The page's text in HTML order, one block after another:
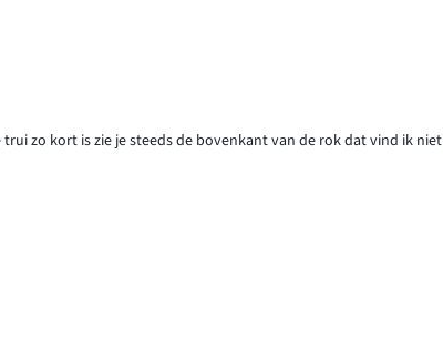
zo kort is zie je steeds de bovenkant van de rok dat vind ik niet